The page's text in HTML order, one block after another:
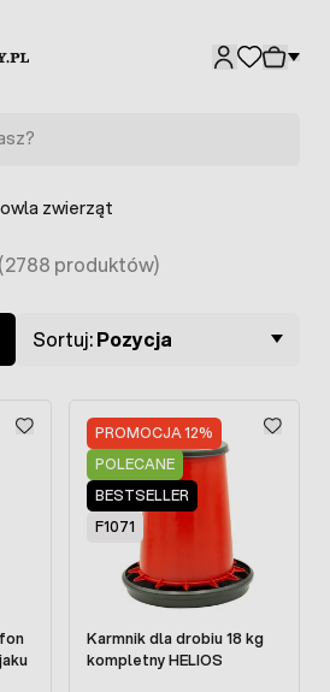
zwierząt
(2788 produktów)
Sortuj:Pozycja
PROMOCJA 12%
POLECANE
BESTSELLER
F1071
Karmnik dla drobiu 18 kg
kompletny HELIOS